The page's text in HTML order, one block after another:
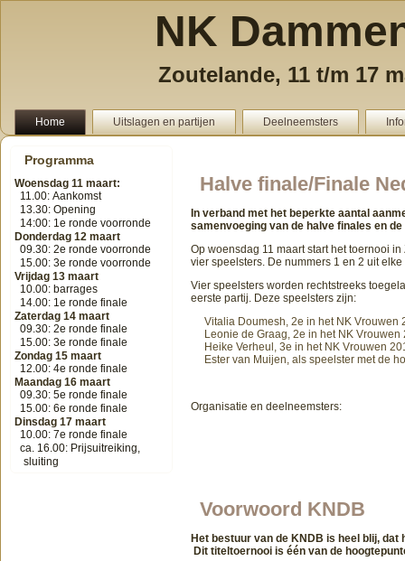
NK
Zoutelande, 11 t/m 17
Home Uitslagen en partijen Deelneemsters
Programma
Woensdag 11 maart:
11.00: Aankomst
13.30: Opening
14:00: 1e ronde voorronde
Donderdag 12 maart
09.30: 2e ronde voorronde
15.00: 3e ronde voorronde
Vrijdag 13 maart
10.00: barrages
14.00: 1e ronde finale
Zaterdag 14 maart
09.30: 2e ronde finale
15.00: 3e ronde finale
Zondag 15 maart
12.00: 4e ronde finale
Maandag 16 maart
09.30: 5e ronde finale
15.00: 6e ronde finale
Dinsdag 17 maart
10.00: 7e ronde finale
ca. 16.00: Prijsuitreiking,
sluiting
Halve finale/Finale
In verband met het beperkte aantal
samenvoeging van de halve finales en
Op woensdag 11 maart start het toernooi
vier speelsters. De nummers 1 en 2 uit
Vier speelsters worden rechtstreeks
eerste partij. Deze speelsters zijn:
Vitalia Doumesh, 2e in het NK
Leonie de Graag, 2e in het NK
Heike Verheul, 3e in het NK Vrouwen
Ester van Muijen, als speelster met de
Organisatie en deelneemsters:
Voorwoord KNDB
Het bestuur van de KNDB is heel blij,
Dit titeltoernooi is één van de